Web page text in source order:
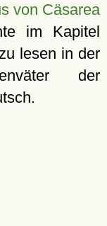
von Cäsarea
im Kapitel
lesen in der
der